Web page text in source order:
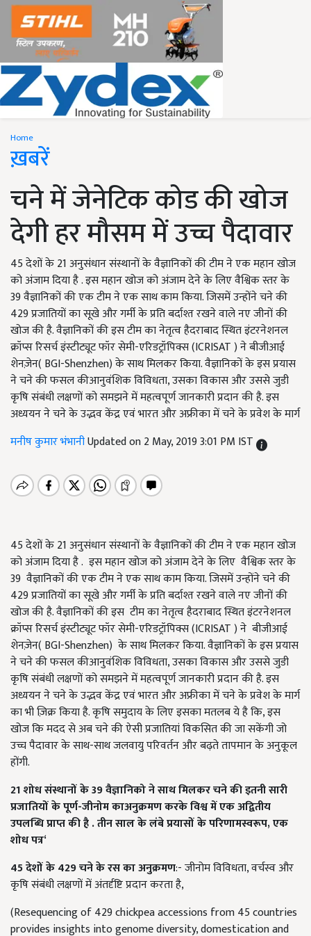
Home
ख़बरें
चने में जेनेटिक कोड की खोज
देगी हर मौसम में उच्च पैदावार
45 देशों के 21 अनुसंधान संस्थानों के वैज्ञानिकों की टीम ने एक महान खोज
को अंजाम दिया है . इस महान खोज को अंजाम देने के लिए वैश्विक स्तर के
39 वैज्ञानिकों की एक टीम ने एक साथ काम किया. जिसमें उन्होंने चने की
429 प्रजातियों का सूखे और गर्मी के प्रति बर्दाश्त रखने वाले नए जीनों की
खोज की है. वैज्ञानिकों की इस टीम का नेतृत्व हैदराबाद स्थित इंटरनेशनल
क्रॉप्स रिसर्च इंस्टीट्यूट फॉर सेमी-एरिडट्रॉपिक्स (ICRISAT ) ने बीजीआई
शेनज़ेन( BGI-Shenzhen) के साथ मिलकर किया. वैज्ञानिकों के इस प्रयास
ने चने की फसल कीआनुवंशिक विविधता, उसका विकास और उससे जुडी
कृषि संबंधी लक्षणों को समझने में महत्वपूर्ण जानकारी प्रदान की है. इस
अध्ययन ने चने के उद्भव केंद्र एवं भारत और अफ्रीका में चने के प्रवेश के मार्ग
मनीष कुमार भंभानीUpdated on 2 May, 2019 3:01 PM IST
45 देशों के 21 अनुसंधान संस्थानों के वैज्ञानिकों की टीम ने एक महान खोज
को अंजाम दिया है . इस महान खोज को अंजाम देने के लिए वैश्विक स्तर के
39 वैज्ञानिकों की एक टीम ने एक साथ काम किया. जिसमें उन्होंने चने की
429 प्रजातियों का सूखे और गर्मी के प्रति बर्दाश्त रखने वाले नए जीनों की
खोज की है. वैज्ञानिकों की इस टीम का नेतृत्व हैदराबाद स्थित इंटरनेशनल
क्रॉप्स रिसर्च इंस्टीट्यूट फॉर सेमी-एरिडट्रॉपिक्स (ICRISAT ) ने बीजीआई
शेनज़ेन( BGI-Shenzhen) के साथ मिलकर किया. वैज्ञानिकों के इस प्रयास
ने चने की फसल कीआनुवंशिक विविधता, उसका विकास और उससे जुडी
कृषि संबंधी लक्षणों को समझने में महत्वपूर्ण जानकारी प्रदान की है. इस
अध्ययन ने चने के उद्भव केंद्र एवं भारत और अफ्रीका में चने के प्रवेश के मार्ग
का भी ज़िक्र किया है. कृषि समुदाय के लिए इसका मतलब ये है कि, इस
खोज कि मदद से अब चने की ऐसी प्रजातियां विकसित की जा सकेंगी जो
उच्च पैदावार के साथ-साथ जलवायु परिवर्तन और बढ़ते तापमान के अनुकूल
होंगी.
21शोध संस्थानों के 39वैज्ञानिको ने साथ मिलकर चने की इतनी सारी
प्रजातियों के पूर्ण-जीनोम काअनुक्रमण करके विश्व में एक अद्वितीय
उपलब्धि प्राप्त की है. तीन साल के लंबे प्रयासों के परिणामस्वरूप,एक
शोध पत्र‘
45देशों के 429चने के रस का अनुक्रमण:- जीनोम विविधता, वर्चस्व और
कृषि संबंधी लक्षणों में अंतर्दृष्टि प्रदान करता है,
(Resequencing of 429 chickpea accessions from 45 countries
provides insights into genome diversity, domestication and